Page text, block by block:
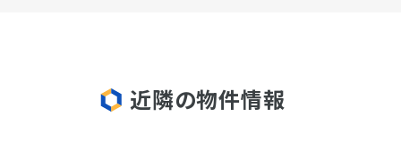
近隣の物件情報